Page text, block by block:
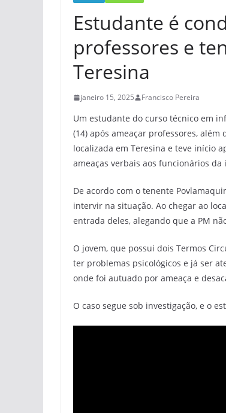
Estudante é
professores e
Teresina
janeiro 15, 2025 Francisco Pereira
Um estudante do curso técnico em
(14) após ameaçar professores,
localizada em Teresina e teve início
ameaças verbais aos funcionários da
De acordo com o tenente
intervir na situação. Ao chegar ao
entrada deles, alegando que a PM
O jovem, que possui dois Termos
ter problemas psicológicos e já ser
onde foi autuado por ameaça e
O caso segue sob investigação, e o